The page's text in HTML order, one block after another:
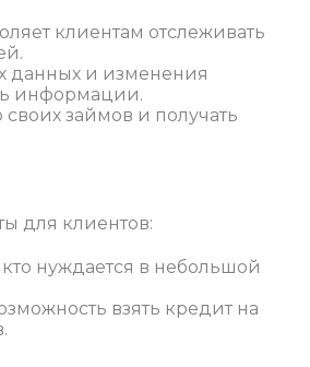
клиентам отслеживать
данных и изменения
информации.
займов и получать
для клиентов:
нуждается в небольшой
взять кредит на